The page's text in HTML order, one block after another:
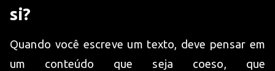
si?
Quando você escreve um texto, deve pensar em
um conteúdo que seja coeso, que